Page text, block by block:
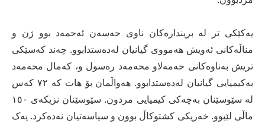
یەکێکی تر لە بریندارەکان ناوی حەسەن ئەحمەد بوو ژن و
مناڵەکانی ئەویش ھەمووی گیانیان لەدەستدابوو. چەند کەسێکی
تریش بەناوەکانی حەمەلاو محەمەد رەسول و، کەمال محەمەد
بەکیمیایی گیانیان لەدەستدابوو. ھەواڵمان بۆ ھات کە ٧٢ کەس
لە سێوسێنان بەچەکی کیمیایی مردون. سێوسێنان نزیکەی ١٥٠
ماڵی لێبوو. خەریکی کشتوکاڵ بوون و سیاسەتیان نەدەکرد. یەک